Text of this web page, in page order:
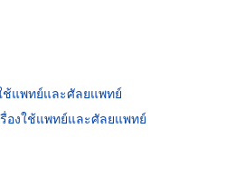
ช้แพทย์และศัลยแพทย์
องใช้แพทย์และศัลยแพทย์